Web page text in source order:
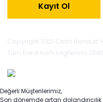
Kayıt Ol
Copyright 2021 Cetin Renault.
Tüm kredi kartı bilgileriniz
Değerli Müşterilerimiz,
Son dönemde artan